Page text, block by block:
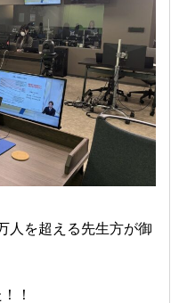
人を超える先生方が御
！